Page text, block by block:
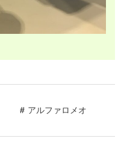
アルファロメオ